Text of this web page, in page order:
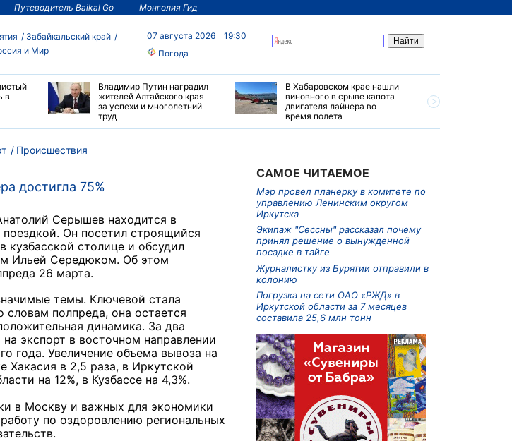
Путеводитель Baikal Go Монголия Гид
Забайкальский край
и Мир
07 августа 2026
19:30
Погода
в
Владимир Путин наградил
жителей Алтайского края
за успехи и многолетний
труд
В Хабаровском крае нашли
виновного в срыве капота
двигателя лайнера во
время полета
Происшествия
достигла 75%
Серышев находится в
Он посетил строящийся
кузбасской столице и обсудил
Ильей Середюком. Об этом
26 марта.
темы. Ключевой стала
словам полпреда, она остается
динамика. За два
на экспорт в восточном направлении
года. Увеличение объема вывоза на
Хакасия в 2,5 раза, в Иркутской
на 12%, в Кузбассе на 4,3%.
в Москву и важных для экономики
по оздоровлению региональных
САМОЕ ЧИТАЕМОЕ
Мэр провел планерку в комитете по
управлению Ленинским округом
Иркутска
Экипаж "Сессны" рассказал почему
принял решение о вынужденной
посадке в тайге
Журналистку из Бурятии отправили в
колонию
Погрузка на сети ОАО «РЖД» в
Иркутской области за 7 месяцев
составила 25,6 млн тонн